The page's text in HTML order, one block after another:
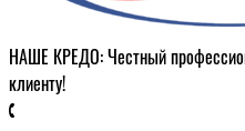
НАШЕ КРЕДО: Честный
клиенту!